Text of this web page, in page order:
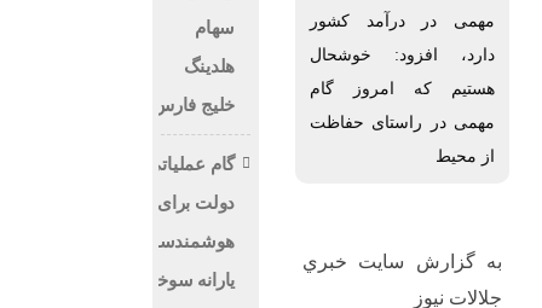
مهمی در درآمد کشور
دارد، افزود: خوشحال
هستیم که امروز گام
مهمی در راستای حفاظت
از محیط
به گزارش سايت خبري
جلالات نيوز
سهام
هلدینگ
خلیج فارس
گام عملیاتی
دولت برای
هوشمندسازی
یارانه سوخت؛